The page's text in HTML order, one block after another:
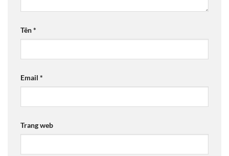
Tên*
Email *
Trang web